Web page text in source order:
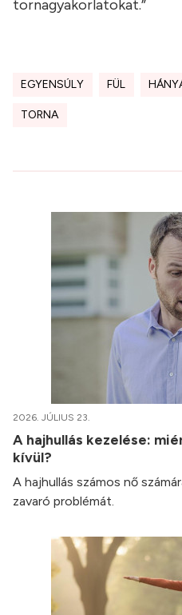
tornagyakorlatokat.”
EGYENSÚLY FÜL
TORNA
2026. JÚLIUS 23.
A hajhullás kezelése:
kívül?
A hajhullás számos nő
zavaró problémát.